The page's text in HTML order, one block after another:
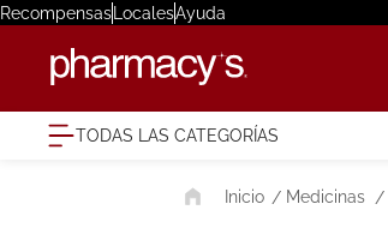
RecompensasLocalesAyuda
TODAS LAS CATEGORÍAS
Medicinas